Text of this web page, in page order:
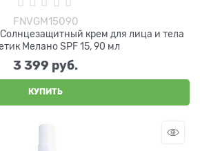
FNVGM15090
крем для лица и тела
Мелано SPF 15, 90 мл
3 399 руб.
КУПИТЬ